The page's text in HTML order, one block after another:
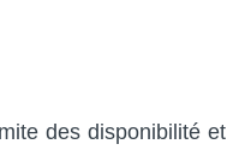
des disponibilité et